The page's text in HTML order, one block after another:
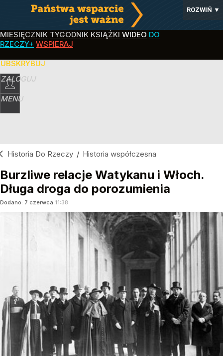
ROZWIŃ ▼
MIESIĘCZNIK TYGODNIK KSIĄŻKI WIDEO DO
RZECZY+ WSPIERAJ
ZALOGUJ
MENU
Historia Do Rzeczy / Historia współczesna
Burzliwe relacje Watykanu i Włoch.
Długa droga do porozumienia
Dodano: 7 czerwca 11:38